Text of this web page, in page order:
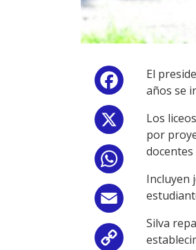
Facebook
Email
Copy
El
años se
Los
por
Incluyen
Silva